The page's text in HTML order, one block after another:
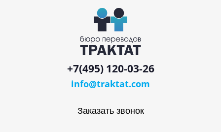
Заказать звонок
+7(495) 120-03-26
info@traktat.com